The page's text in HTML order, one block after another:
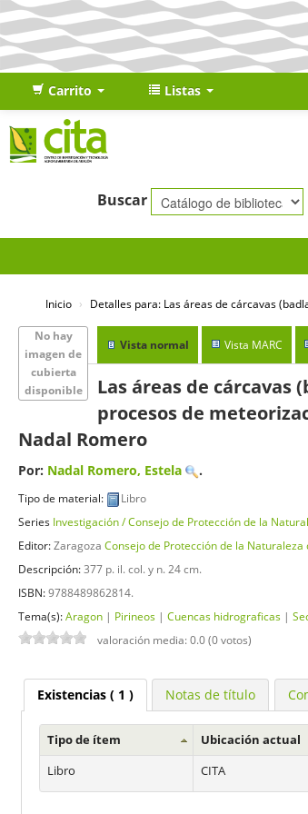
Carrito Listas
Buscar
Inicio › Detalles para: Las áreas de cárcavas
No hay
imagen de
cubierta
disponible
Vista normal Vista MARC
Las áreas de
procesos de
Nadal Romero
Por: Nadal Romero, Estela .
Tipo de material:
Libro
Series Investigación / Consejo de Protección de la
Editor:Zaragoza Consejo de Protección de la Naturaleza
Descripción: 377 p. il. col. y n. 24 cm.
ISBN:9788489862814.
Tema(s):Aragon | Pirineos | Cuencas hidrograficas |
valoración media: 0.0 (0 votos)
Existencias( 1 ) Notas de título
Tipo de ítem Ubicación actual
Libro
CITA